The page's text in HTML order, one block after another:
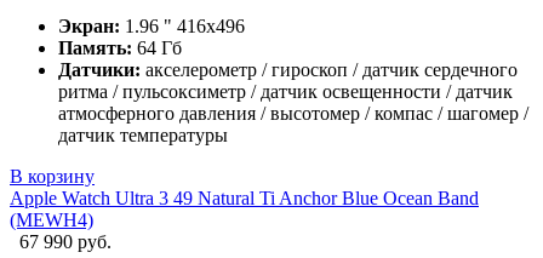
Экран: 1.96 " 416х496
Память: 64 Гб
Датчики: акселерометр / гироскоп / датчик сердечного
ритма / пульсоксиметр / датчик освещенности / датчик
атмосферного давления / высотомер / компас / шагомер /
датчик температуры
В корзину
Apple Watch Ultra 3 49 Natural Ti Anchor Blue Ocean Band
(MEWH4)
67 990 руб.